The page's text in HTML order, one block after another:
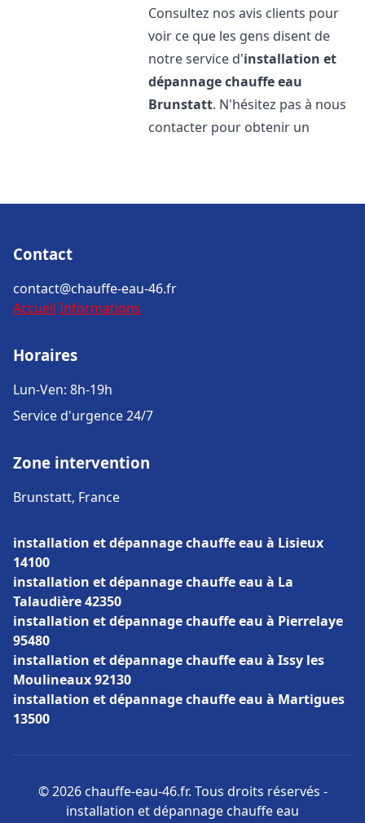
Consultez nos avis clients pour
voir ce que les gens disent de
notre service d'installation et
dépannage chauffe eau
Brunstatt. N'hésitez pas à nous
contacter pour obtenir un
Contact
contact@chauffe-eau-46.fr
Accueil Informations
Horaires
Lun-Ven: 8h-19h
Service d'urgence 24/7
Zone intervention
Brunstatt, France
installation et dépannage chauffe eau à Lisieux
14100
installation et dépannage chauffe eau à La
Talaudière 42350
installation et dépannage chauffe eau à Pierrelaye
95480
installation et dépannage chauffe eau à Issy les
Moulineaux 92130
installation et dépannage chauffe eau à Martigues
13500
© 2026 chauffe-eau-46.fr. Tous droits réservés -
installation et dépannage chauffe eau